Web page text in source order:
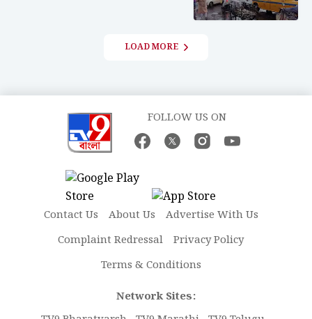
LOAD MORE
FOLLOW US ON
Contact Us About Us
Advertise With Us
Complaint Redressal
Privacy Policy
Terms & Conditions
Network Sites: